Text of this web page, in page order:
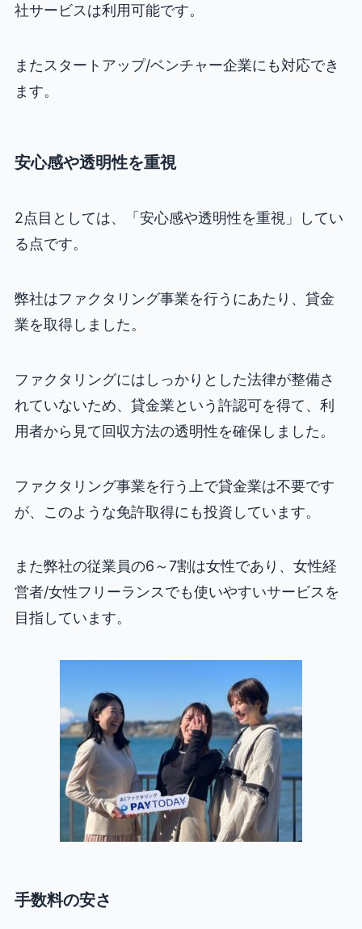
社サービスは利用可能です。
またスタートアップ/ベンチャー企業にも対応でき
ます。
安心感や透明性を重視
2点目としては、「安心感や透明性を重視」してい
る点です。
弊社はファクタリング事業を行うにあたり、貸金
業を取得しました。
ファクタリングにはしっかりとした法律が整備さ
れていないため、貸金業という許認可を得て、利
用者から見て回収方法の透明性を確保しました。
ファクタリング事業を行う上で貸金業は不要です
が、このような免許取得にも投資しています。
また弊社の従業員の6～7割は女性であり、女性経
営者/女性フリーランスでも使いやすいサービスを
目指しています。
手数料の安さ